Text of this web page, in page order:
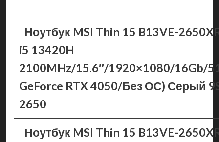
Ноутбук MSI Thin 15 B13VE-
i5 13420H
2100MHz/15.6″/1920×1080/16Gb/
GeForce RTX 4050/Без ОС) Серый
2650
Ноутбук MSI Thin 15 B13VE-